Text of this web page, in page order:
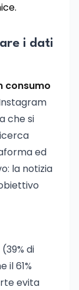
i dati
consumo
che si
ed
la notizia
di
il 61%
evita